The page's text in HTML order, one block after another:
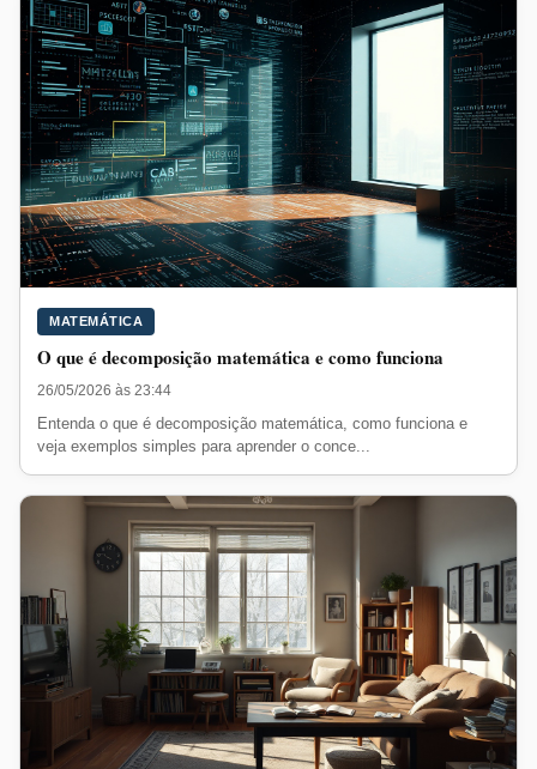
MATEMÁTICA
O que é decomposição matemática e como funciona
26/05/2026 às 23:44
Entenda o que é decomposição matemática, como funciona e
veja exemplos simples para aprender o conce...